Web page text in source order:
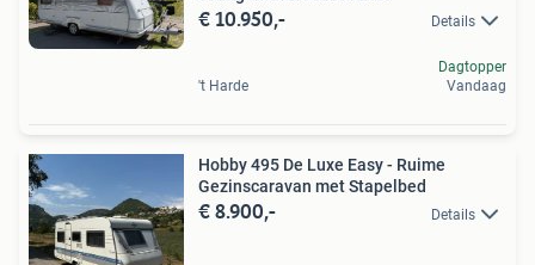
€ 10.950,- Details
't Harde
Dagtopper
Vandaag
Hobby 495 De Luxe Easy - Ruime
Gezinscaravan met Stapelbed
€ 8.900,- Details